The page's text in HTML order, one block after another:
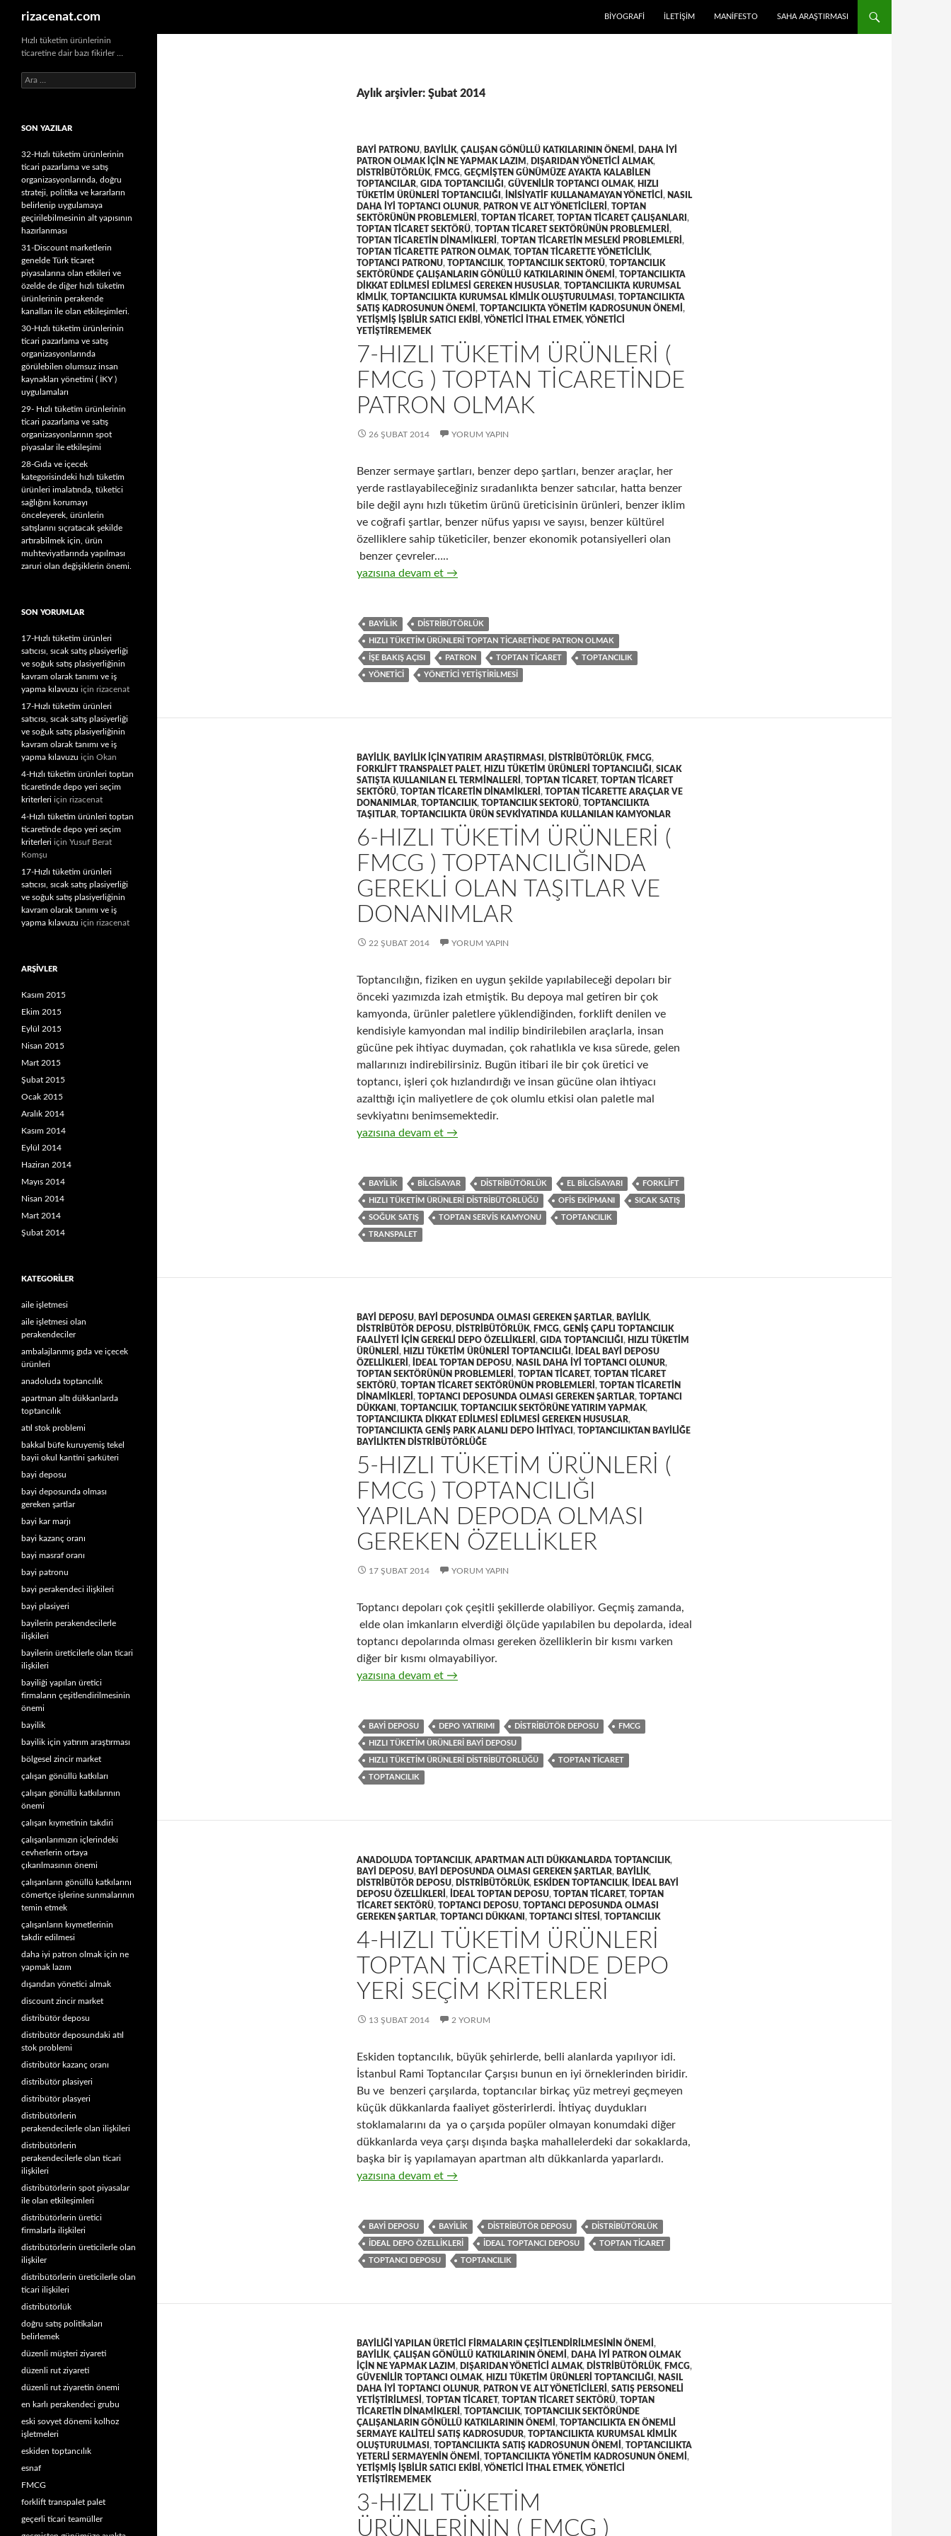
rizacenat.com
BIYOGRAFI
İLETIŞIM MANIFESTO SAHA ARAŞTIRMASI
Aylık arşivler: Şubat 2014
BAYI PATRONU, BAYILIK, ÇALIŞAN GÖNÜLLÜ KATKILARININ ÖNEMI , DAHA IYI
PATRON OLMAK IÇIN NE YAPMAK LAZIM , DIŞARIDAN YÖNETICI ALMAK,
DISTRIBÜTÖRLÜK, FMCG, GEÇMIŞTEN GÜNÜMÜZE AYAKTA KALABILEN
TOPTANCILAR, GIDA TOPTANCILIĞI , GÜVENILIR TOPTANCI OLMAK, HIZLI
TÜKETIM ÜRÜNLERI TOPTANCILIĞI , INISIYATIF KULLANAMAYAN YÖNETICI , NASIL
DAHA IYI TOPTANCI OLUNUR, PATRON VE ALT YÖNETICILERI , TOPTAN
SEKTÖRÜNÜN PROBLEMLERI , TOPTAN TICARET, TOPTAN TICARET ÇALIŞANLARI ,
TOPTAN TICARET SEKTÖRÜ, TOPTAN TICARET SEKTÖRÜNÜN PROBLEMLERI ,
TOPTAN TICARETIN DINAMIKLERI , TOPTAN TICARETIN MESLEKI PROBLEMLERI ,
TOPTAN TICARETTE PATRON OLMAK, TOPTAN TICARETTE YÖNETICILIK,
TOPTANCI PATRONU, TOPTANCILIK, TOPTANCILIK SEKTORÜ, TOPTANCILIK
SEKTÖRÜNDE ÇALIŞANLARIN GÖNÜLLÜ KATKILARININ ÖNEMI , TOPTANCILIKTA
DIKKAT EDILMESI EDILMESI GEREKEN HUSUSLAR, TOPTANCILIKTA KURUMSAL
KIMLIK, TOPTANCILIKTA KURUMSAL KIMLIK OLUŞTURULMASI , TOPTANCILIKTA
SATIŞ KADROSUNUN ÖNEMI , TOPTANCILIKTA YÖNETIM KADROSUNUN ÖNEMI ,
YETIŞMIŞ IŞBILIR SATICI EKIBI ,YÖNETICI ITHAL ETMEK,YÖNETICI
YETIŞTIREMEMEK
7-HIZLI TÜKETIM ÜRÜNLERI (
FMCG ) TOPTAN TICARETINDE
PATRON OLMAK
26 ŞUBAT 2014 YORUM YAPIN
Benzer sermaye şartları, benzer depo şartları, benzer araçlar, her
yerde rastlayabileceğiniz sıradanlıkta benzer satıcılar, hatta benzer
bile değil aynı hızlı tüketim ürünü üreticisinin ürünleri, benzer iklim
ve coğrafi şartlar, benzer nüfus yapısı ve sayısı, benzer kültürel
özelliklere sahip tüketiciler, benzer ekonomik potansiyelleri olan
benzer çevreler…..
7-Hızlı tüketim ürünleri ( FMCG ) toptan ticaretinde patron olmak
yazısına devam et →
BAYILIK DISTRIBÜTÖRLÜK
HIZLI TÜKETIM ÜRÜNLERI TOPTAN TICARETINDE PATRON OLMAK
IŞE BAKIŞ AÇISI PATRON TOPTAN TICARET TOPTANCILIK
YÖNETICI YÖNETICI YETIŞTIRILMESI
BAYILIK, BAYILIK IÇIN YATIRIM ARAŞTIRMASI , DISTRIBÜTÖRLÜK, FMCG,
FORKLIFT TRANSPALET PALET, HIZLI TÜKETIM ÜRÜNLERI TOPTANCILIĞI , SICAK
SATIŞTA KULLANILAN EL TERMINALLERI , TOPTAN TICARET, TOPTAN TICARET
SEKTÖRÜ, TOPTAN TICARETIN DINAMIKLERI , TOPTAN TICARETTE ARAÇLAR VE
DONANIMLAR, TOPTANCILIK, TOPTANCILIK SEKTORÜ, TOPTANCILIKTA
TAŞITLAR, TOPTANCILIKTA ÜRÜN SEVKIYATINDA KULLANILAN KAMYONLAR
6-HIZLI TÜKETIM ÜRÜNLERI (
FMCG ) TOPTANCILIĞINDA
GEREKLI OLAN TAŞITLAR VE
DONANIMLAR
22 ŞUBAT 2014 YORUM YAPIN
Toptancılığın, fiziken en uygun şekilde yapılabileceği depoları bir
önceki yazımızda izah etmiştik. Bu depoya mal getiren bir çok
kamyonda, ürünler paletlere yüklendiğinden, forklift denilen ve
kendisiyle kamyondan mal indilip bindirilebilen araçlarla, insan
gücüne pek ihtiyac duymadan, çok rahatlıkla ve kısa sürede, gelen
mallarınızı indirebilirsiniz. Bugün itibari ile bir çok üretici ve
toptancı, işleri çok hızlandırdığı ve insan gücüne olan ihtiyacı
azalttığı için maliyetlere de çok olumlu etkisi olan paletle mal
sevkiyatını benimsemektedir.
6-Hızlı tüketim ürünleri ( FMCG ) toptancılığında gerekli olan taşıtlar ve donanımlar
yazısına devam et →
BAYILIK BILGISAYAR DISTRIBÜTÖRLÜK EL BILGISAYARI FORKLIFT
HIZLI TÜKETIM ÜRÜNLERI DISTRIBÜTÖRLÜĞÜ OFIS EKIPMANI SICAK SATIŞ
SOĞUK SATIŞ TOPTAN SERVIS KAMYONU TOPTANCILIK
TRANSPALET
BAYI DEPOSU, BAYI DEPOSUNDA OLMASI GEREKEN ŞARTLAR, BAYILIK,
DISTRIBÜTÖR DEPOSU, DISTRIBÜTÖRLÜK, FMCG, GENIŞ ÇAPLI TOPTANCILIK
FAALIYETI IÇIN GEREKLI DEPO ÖZELLIKLERI , GIDA TOPTANCILIĞI , HIZLI TÜKETIM
ÜRÜNLERI , HIZLI TÜKETIM ÜRÜNLERI TOPTANCILIĞI ,
IDEAL BAYI DEPOSU
ÖZELLIKLERI , IDEAL TOPTAN DEPOSU, NASIL DAHA IYI TOPTANCI OLUNUR,
TOPTAN SEKTÖRÜNÜN PROBLEMLERI , TOPTAN TICARET, TOPTAN TICARET
SEKTÖRÜ, TOPTAN TICARET SEKTÖRÜNÜN PROBLEMLERI , TOPTAN TICARETIN
DINAMIKLERI , TOPTANCI DEPOSUNDA OLMASI GEREKEN ŞARTLAR, TOPTANCI
DÜKKANI , TOPTANCILIK, TOPTANCILIK SEKTÖRÜNE YATIRIM YAPMAK,
TOPTANCILIKTA DIKKAT EDILMESI EDILMESI GEREKEN HUSUSLAR,
TOPTANCILIKTA GENIŞ PARK ALANLI DEPO IHTIYACI , TOPTANCILIKTAN BAYILIĞE
BAYILIKTEN DISTRIBÜTÖRLÜĞE
5-HIZLI TÜKETIM ÜRÜNLERI (
FMCG ) TOPTANCILIĞI
YAPILAN DEPODA OLMASI
GEREKEN ÖZELLIKLER
17 ŞUBAT 2014 YORUM YAPIN
Toptancı depoları çok çeşitli şekillerde olabiliyor. Geçmiş zamanda,
elde olan imkanların elverdiği ölçüde yapılabilen bu depolarda, ideal
toptancı depolarında olması gereken özelliklerin bir kısmı varken
diğer bir kısmı olmayabiliyor.
5-Hızlı tüketim ürünleri ( FMCG ) toptancılığı yapılan depoda olması gereken özellikler
yazısına devam et →
BAYI DEPOSU DEPO YATIRIMI DISTRIBÜTÖR DEPOSU FMCG
HIZLI TÜKETIM ÜRÜNLERI BAYI DEPOSU
HIZLI TÜKETIM ÜRÜNLERI DISTRIBÜTÖRLÜĞÜ TOPTAN TICARET
TOPTANCILIK
ANADOLUDA TOPTANCILIK, APARTMAN ALTI DÜKKANLARDA TOPTANCILIK,
BAYI DEPOSU, BAYI DEPOSUNDA OLMASI GEREKEN ŞARTLAR, BAYILIK,
DISTRIBÜTÖR DEPOSU, DISTRIBÜTÖRLÜK, ESKIDEN TOPTANCILIK,
IDEAL BAYI
DEPOSU ÖZELLIKLERI , IDEAL TOPTAN DEPOSU, TOPTAN TICARET, TOPTAN
TICARET SEKTÖRÜ, TOPTANCI DEPOSU, TOPTANCI DEPOSUNDA OLMASI
GEREKEN ŞARTLAR, TOPTANCI DÜKKANI , TOPTANCI SITESI , TOPTANCILIK
4-HIZLI TÜKETIM ÜRÜNLERI
TOPTAN TICARETINDE DEPO
YERI SEÇIM KRITERLERI
13 ŞUBAT 2014 2 YORUM
Eskiden toptancılık, büyük şehirlerde, belli alanlarda yapılıyor idi.
İstanbul Rami Toptancılar Çarşısı bunun en iyi örneklerinden biridir.
Bu ve benzeri çarşılarda, toptancılar birkaç yüz metreyi geçmeyen
küçük dükkanlarda faaliyet gösterirlerdi. İhtiyaç duydukları
stoklamalarını da ya o çarşıda popüler olmayan konumdaki diğer
dükkanlarda veya çarşı dışında başka mahallelerdeki dar sokaklarda,
başka bir iş yapılamayan apartman altı dükkanlarda yaparlardı.
4-Hızlı tüketim ürünleri toptan ticaretinde depo yeri seçim kriterleri
yazısına devam et →
BAYI DEPOSU BAYILIK DISTRIBÜTÖR DEPOSU DISTRIBÜTÖRLÜK
IDEAL DEPO ÖZELLIKLERI IDEAL TOPTANCI DEPOSU TOPTAN TICARET
TOPTANCI DEPOSU TOPTANCILIK
BAYILIĞI YAPILAN ÜRETICI FIRMALARIN ÇEŞITLENDIRILMESININ ÖNEMI ,
BAYILIK, ÇALIŞAN GÖNÜLLÜ KATKILARININ ÖNEMI , DAHA IYI PATRON OLMAK
IÇIN NE YAPMAK LAZIM , DIŞARIDAN YÖNETICI ALMAK, DISTRIBÜTÖRLÜK, FMCG,
GÜVENILIR TOPTANCI OLMAK, HIZLI TÜKETIM ÜRÜNLERI TOPTANCILIĞI , NASIL
DAHA IYI TOPTANCI OLUNUR, PATRON VE ALT YÖNETICILERI , SATIŞ PERSONELI
YETIŞTIRILMESI , TOPTAN TICARET, TOPTAN TICARET SEKTÖRÜ, TOPTAN
TICARETIN DINAMIKLERI , TOPTANCILIK, TOPTANCILIK SEKTÖRÜNDE
ÇALIŞANLARIN GÖNÜLLÜ KATKILARININ ÖNEMI , TOPTANCILIKTA EN ÖNEMLI
SERMAYE KALITELI SATIŞ KADROSUDUR, TOPTANCILIKTA KURUMSAL KIMLIK
OLUŞTURULMASI , TOPTANCILIKTA SATIŞ KADROSUNUN ÖNEMI , TOPTANCILIKTA
YETERLI SERMAYENIN ÖNEMI , TOPTANCILIKTA YÖNETIM KADROSUNUN ÖNEMI ,
YETIŞMIŞ IŞBILIR SATICI EKIBI ,YÖNETICI ITHAL ETMEK,YÖNETICI
YETIŞTIREMEMEK
3-HIZLI TÜKETIM
ÜRÜNLERININ ( FMCG )
Hızlı tüketim ürünlerinin
ticaretine dair bazı fikirler …
A
r
a
SON YAZILAR
32-Hızlı tüketim ürünlerinin
ticari pazarlama ve satış
organizasyonlarında, doğru
strateji, politika ve kararların
belirlenip uygulamaya
geçirilebilmesinin alt yapısının
hazırlanması
31-Discount marketlerin
genelde Türk ticaret
piyasalarına olan etkileri ve
özelde de diğer hızlı tüketim
ürünlerinin perakende
kanalları ile olan etkileşimleri.
30-Hızlı tüketim ürünlerinin
ticari pazarlama ve satış
organizasyonlarında
görülebilen olumsuz insan
kaynakları yönetimi ( İKY )
uygulamaları
29- Hızlı tüketim ürünlerinin
ticari pazarlama ve satış
organizasyonlarının spot
piyasalar ile etkileşimi
28-Gıda ve içecek
kategorisindeki hızlı tüketim
ürünleri imalatında, tüketici
sağlığını korumayı
önceleyerek, ürünlerin
satışlarını sıçratacak şekilde
artırabilmek için, ürün
muhteviyatlarında yapılması
zaruri olan değişiklerin önemi.
SON YORUMLAR
17-Hızlı tüketim ürünleri
satıcısı, sıcak satış plasiyerliği
ve soğuk satış plasiyerliğinin
kavram olarak tanımı ve iş
yapma kılavuzu için rizacenat
17-Hızlı tüketim ürünleri
satıcısı, sıcak satış plasiyerliği
ve soğuk satış plasiyerliğinin
kavram olarak tanımı ve iş
yapma kılavuzu için Okan
4-Hızlı tüketim ürünleri toptan
ticaretinde depo yeri seçim
kriterleri için rizacenat
4-Hızlı tüketim ürünleri toptan
ticaretinde depo yeri seçim
kriterleri için Yusuf Berat
Komşu
17-Hızlı tüketim ürünleri
satıcısı, sıcak satış plasiyerliği
ve soğuk satış plasiyerliğinin
kavram olarak tanımı ve iş
yapma kılavuzu için rizacenat
ARŞIVLER
Kasım 2015
Ekim 2015
Eylül 2015
Nisan 2015
Mart 2015
Şubat 2015
Ocak 2015
Aralık 2014
Kasım 2014
Eylül 2014
Haziran 2014
Mayıs 2014
Nisan 2014
Mart 2014
Şubat 2014
KATEGORILER
aile işletmesi
aile işletmesi olan
perakendeciler
ambalajlanmış gıda ve içecek
ürünleri
anadoluda toptancılık
apartman altı dükkanlarda
toptancılık
atıl stok problemi
bakkal büfe kuruyemiş tekel
bayii okul kantini şarküteri
bayi deposu
bayi deposunda olması
gereken şartlar
bayi kar marjı
bayi kazanç oranı
bayi masraf oranı
bayi patronu
bayi perakendeci ilişkileri
bayi plasiyeri
bayilerin perakendecilerle
ilişkileri
bayilerin üreticilerle olan ticari
ilişkileri
bayiliği yapılan üretici
firmaların çeşitlendirilmesinin
önemi
bayilik
bayilik için yatırım araştırması
bölgesel zincir market
çalışan gönüllü katkıları
çalışan gönüllü katkılarının
önemi
çalışan kıymetinin takdiri
çalışanlarımızın içlerindeki
cevherlerin ortaya
çıkarılmasının önemi
çalışanların gönüllü katkılarını
cömertçe işlerine sunmalarının
temin etmek
çalışanların kıymetlerinin
takdir edilmesi
daha iyi patron olmak için ne
yapmak lazım
dışarıdan yönetici almak
discount zincir market
distribütör deposu
distribütör deposundaki atıl
stok problemi
distribütör kazanç oranı
distribütör plasiyeri
distribütör plasyeri
distribütörlerin
perakendecilerle olan ilişkileri
distribütörlerin
perakendecilerle olan ticari
ilişkileri
distribütörlerin spot piyasalar
ile olan etkileşimleri
distribütörlerin üretici
firmalarla ilişkileri
distribütörlerin üreticilerle olan
ilişkiler
distribütörlerin üreticilerle olan
ticari ilişkileri
distribütörlük
doğru satış politikaları
belirlemek
düzenli müşteri ziyareti
düzenli rut ziyareti
düzenli rut ziyaretin önemi
en karlı perakendeci grubu
eski sovyet dönemi kolhoz
işletmeleri
eskiden toptancılık
esnaf
FMCG
forklift transpalet palet
geçerli ticari teamüller